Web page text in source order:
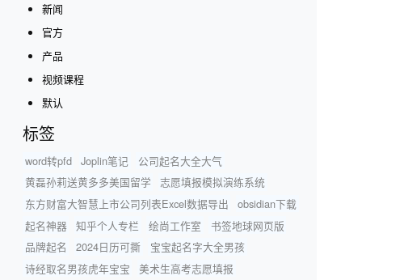
新闻
官方
产品
视频课程
默认
标签
word转pfd Joplin笔记
公司起名大全大气
黄磊孙莉送黄多多美国留学
志愿填报模拟演练系统
东方财富大智慧上市公司列表Excel数据导出
obsidian下载
起名神器
知乎个人专栏 绘尚工作室
书签地球网页版
品牌起名
2024日历可撕
宝宝起名字大全男孩
诗经取名男孩虎年宝宝
美术生高考志愿填报